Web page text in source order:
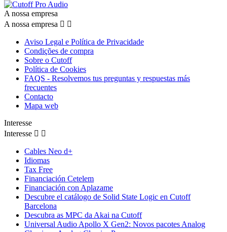
A nossa empresa
A nossa empresa  
Aviso Legal e Política de Privacidade
Condições de compra
Sobre o Cutoff
Política de Cookies
FAQS - Resolvemos tus preguntas y respuestas más
frecuentes
Contacto
Mapa web
Interesse
Interesse  
Cables Neo d+
Idiomas
Tax Free
Financiación Cetelem
Financiación con Aplazame
Descubre el catálogo de Solid State Logic en Cutoff
Barcelona
Descubra as MPC da Akai na Cutoff
Universal Audio Apollo X Gen2: Novos pacotes Analog